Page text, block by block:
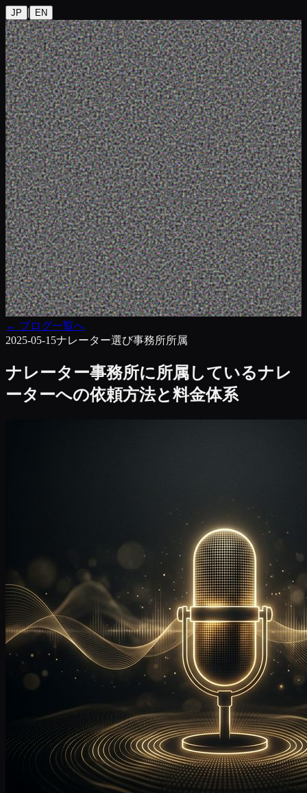
JP | EN
← ブログ一覧へ
2025-05-15ナレーター選び事務所所属
ナレーター事務所に所属しているナレ
ーターへの依頼方法と料金体系